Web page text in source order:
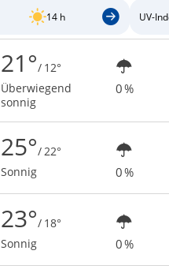
14 h UV-
21°/ 12°
Überwiegend
sonnig
0 %
25°/ 22°
Sonnig
0 %
23°/ 18°
Sonnig
0 %